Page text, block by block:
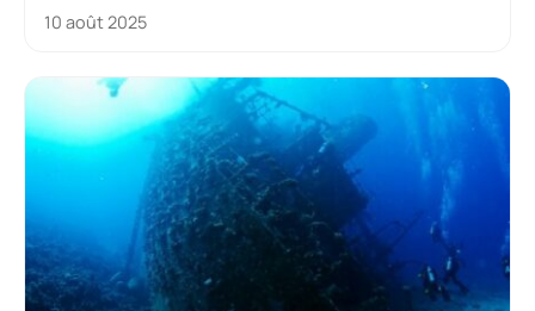
10 août 2025